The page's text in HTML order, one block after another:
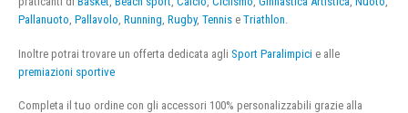
Pallanuoto, Pallavolo, Running, Rugby, Tennis e Triathlon.
Inoltre potrai trovare un offerta dedicata agli Sport Paralimpici e alle
premiazioni sportive
Completa il tuo ordine con gli accessori 100% personalizzabili grazie alla